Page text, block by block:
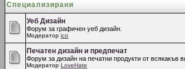
Специализирани
Уеб Дизайн
Форум за графичен уеб дизайн.
Модератор ico
Печатен дизайн и предпечат
Форум за дизайн на печатни продукти от всякакъв
Модератор LoveHate